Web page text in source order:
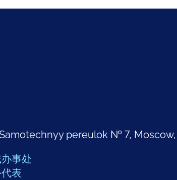
pereulok № 7, Moscow,
事处
表